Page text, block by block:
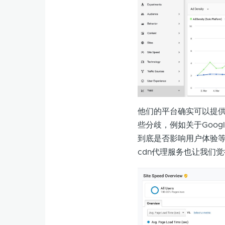
他们的平台确实可以提
些分歧，例如关于
到底是否影响用户体验
cdn代理服务也让我们